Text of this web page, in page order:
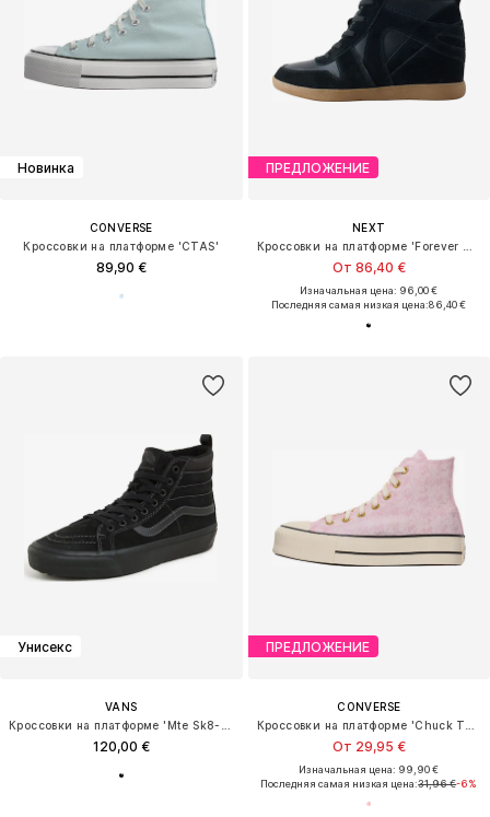
Новинка
CONVERSE
Кроссовки на платформе 'CTAS'
89,90 €
ПРЕДЛОЖЕНИЕ
NEXT
От 86,40 €
Изначальная цена: 96,00 €
Последняя самая низкая цена:86,40 €
Унисекс
VANS
120,00 €
ПРЕДЛОЖЕНИЕ
CONVERSE
От 29,95 €
Изначальная цена: 99,90 €
Последняя самая низкая цена:31,96 €-6%